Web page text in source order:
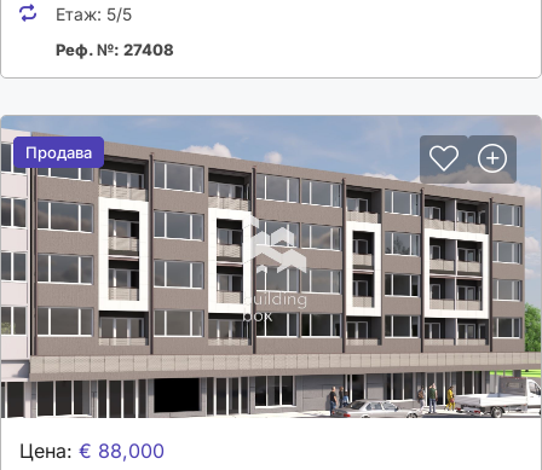
Етаж: 5/5
Реф. №: 27408
Продава
Продава
Цена: € 88,000